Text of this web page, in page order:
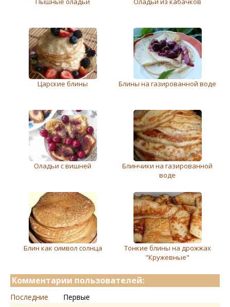
Царские блины Блины на газированной воде
Оладьи с вишней
Блинчики на газированной
воде
Блин как символ солнца
Тонкие блины на дрожжах
"Кружевные"
Комментарии пользователей:
Последние Первые